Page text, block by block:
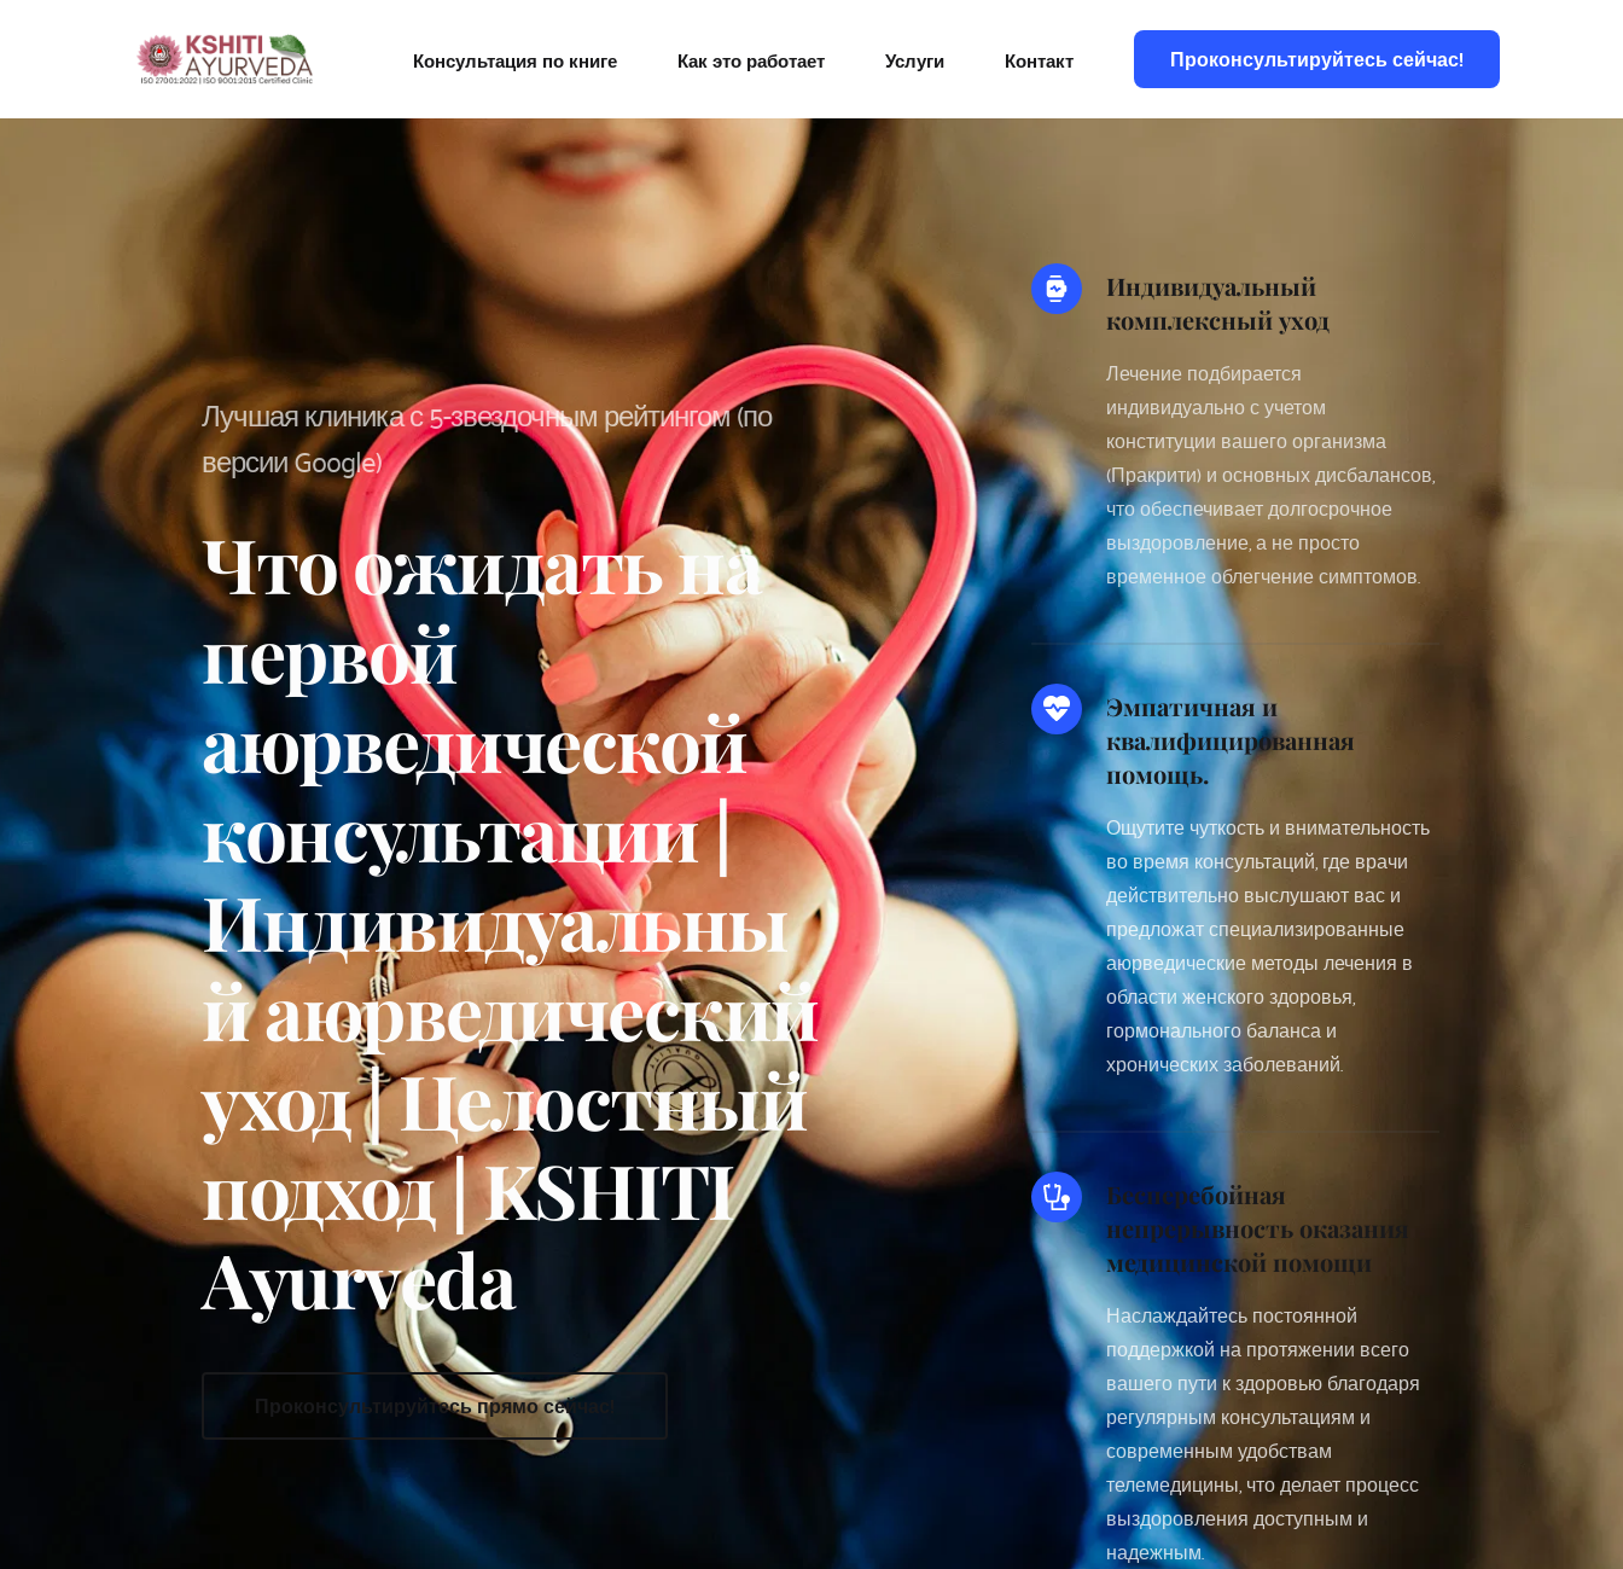
Консультация по книге Как это работает Услуги Контакт БлогиПроконсультируйтесь сейчас!
Лучшая клиника с 5-звездочным рейтингом (по
версии Google)
Что ожидать на
первой
аюрведической
консультации |
Индивидуальны
й аюрведический
уход | Целостный
подход | KSHITI
Ayurveda
Проконсультируйтесь прямо сейчас!
Индивидуальный
комплексный уход
Лечение подбирается
индивидуально с учетом
конституции вашего организма
(Пракрити) и основных дисбалансов,
что обеспечивает долгосрочное
выздоровление, а не просто
временное облегчение симптомов.
Эмпатичная и
квалифицированная
помощь.
Ощутите чуткость и внимательность
во время консультаций, где врачи
действительно выслушают вас и
предложат специализированные
аюрведические методы лечения в
области женского здоровья,
гормонального баланса и
хронических заболеваний.
Бесперебойная
непрерывность оказания
медицинской помощи
Наслаждайтесь постоянной
поддержкой на протяжении всего
вашего пути к здоровью благодаря
регулярным консультациям и
современным удобствам
телемедицины, что делает процесс
выздоровления доступным и
надежным.